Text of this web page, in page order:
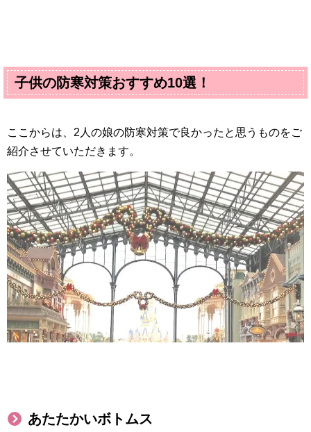
子供の防寒対策おすすめ10選！
ここからは、 2 人の娘の防寒対策で良かったと思うものをご
紹介させていただきます。
あたたかいボトムス